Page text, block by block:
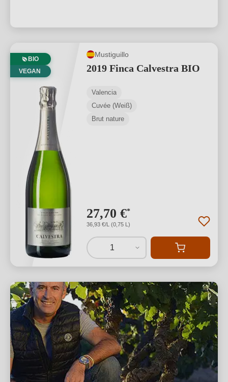
BIO
VEGAN
Mustiguillo
2019 Finca Calvestra BIO
Valencia
Cuvée (Weiß)
Brut nature
27,70 €*
36,93 €/L (0,75 L)
1